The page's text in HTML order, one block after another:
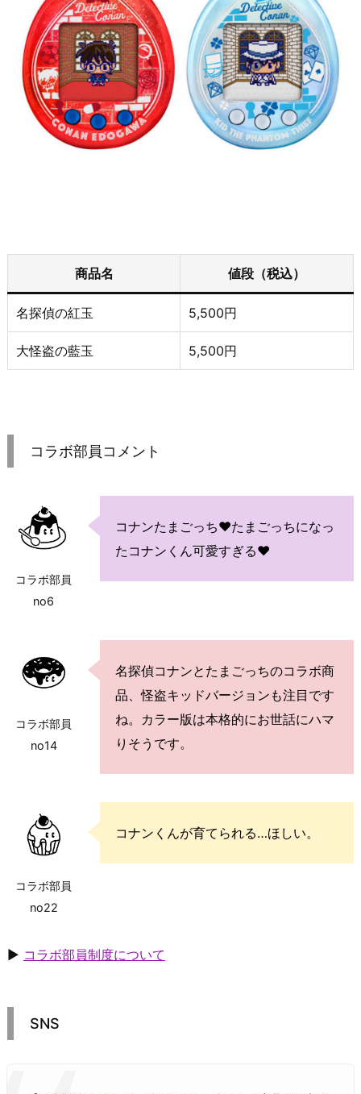
商品名 値段（税込）
名探偵の紅玉 5,500円
大怪盗の藍玉 5,500円
コラボ部員コメント
コラボ部員
no6
コナンたまごっち♥たまごっちになっ
たコナンくん可愛すぎる♥
コラボ部員
no14
名探偵コナンとたまごっちのコラボ商
品、怪盗キッドバージョンも注目です
ね。カラー版は本格的にお世話にハマ
りそうです。
コラボ部員
no22
コナンくんが育てられる…ほしい。
▶ コラボ部員制度について
SNS